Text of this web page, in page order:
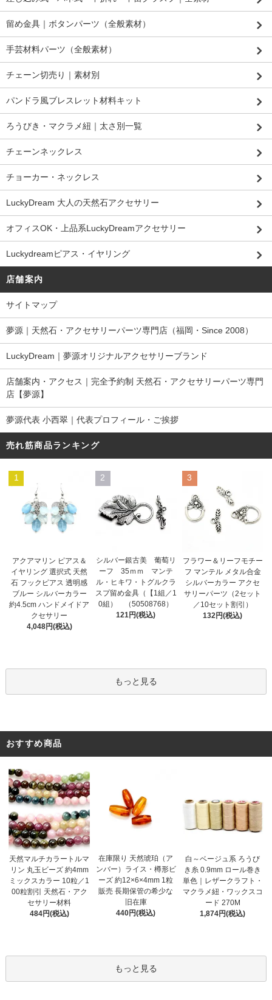
留め金具｜ボタンパーツ（全般素材）
手芸材料パーツ（全般素材）
チェーン切売り｜素材別
パンドラ風ブレスレット材料キット
ろうびき・マクラメ紐｜太さ別一覧
チェーンネックレス
チョーカー・ネックレス
LuckyDream 大人の天然石アクセサリー
オフィスOK・上品系LuckyDreamアクセサリー
Luckydreamピアス・イヤリング
店舗案内
サイトマップ
夢源｜天然石・アクセサリーパーツ専門店（福岡・Since 2008）
LuckyDream｜夢源オリジナルアクセサリーブランド
店舗案内・アクセス｜完全予約制 天然石・アクセサリーパーツ専門
店【夢源】
夢源代表 小西翠｜代表プロフィール・ご挨拶
売れ筋商品ランキング
1
アクアマリン ピアス＆
イヤリング 選択式 天然
石 フックピアス 透明感
ブルー シルバーカラー
約4.5cm ハンドメイドア
クセサリー
4,048円(税込)
2
シルバー銀古美 葡萄リ
ーフ 35ｍｍ マンテ
ル・ヒキワ・トグルクラ
スプ留め金具（【1組／1
0組） （50508768）
121円(税込)
3
フラワー＆リーフモチー
フ マンテル メタル合金
シルバーカラー アクセ
サリーパーツ（2セット
／10セット割引）
132円(税込)
もっと見る
おすすめ商品
天然マルチカラートルマ
リン 丸玉ビーズ 約4mm
ミックスカラー 10粒／1
00粒割引 天然石・アク
セサリー材料
484円(税込)
在庫限り 天然琥珀（ア
ンバー）ライス・樽形ビ
ーズ 約12×6×4mm 1粒
販売 長期保管の希少な
旧在庫
440円(税込)
白～ベージュ系 ろうび
き糸 0.9mm ロール巻き
単色｜レザークラフト・
マクラメ紐・ワックスコ
ード 270M
1,874円(税込)
もっと見る